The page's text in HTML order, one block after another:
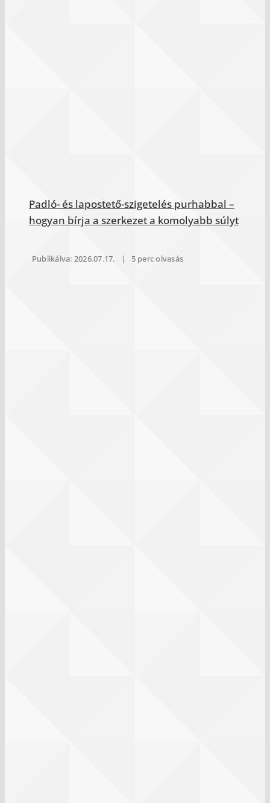
Padló- és lapostető-szigetelés purhabbal –
hogyan bírja a szerkezet a komolyabb súlyt
Publikálva: 2026.07.17. | 5 perc olvasás